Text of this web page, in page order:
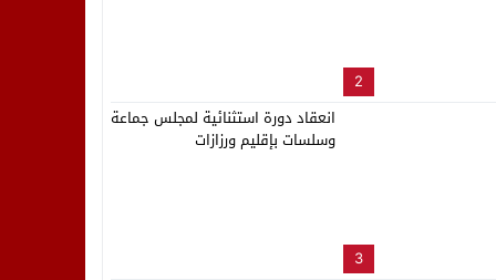
2
3
انعقاد دورة استثنائية لمجلس جماعة
وسلسات بإقليم ورزازات